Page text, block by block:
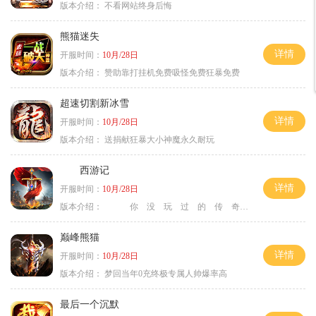
版本介绍： 不看网站终身后悔
熊猫迷失
开服时间： 10月/28日
版本介绍： 赞助靠打挂机免费吸怪免费狂暴免费
详情
超速切割新冰雪
开服时间： 10月/28日
版本介绍： 送捐献狂暴大小神魔永久耐玩
详情
西游记
开服时间： 10月/28日
版本介绍：
你 没 玩 过 的 传 奇
详情
巅峰熊猫
开服时间： 10月/28日
版本介绍： 梦回当年0充终极专属人帅爆率高
详情
最后一个沉默